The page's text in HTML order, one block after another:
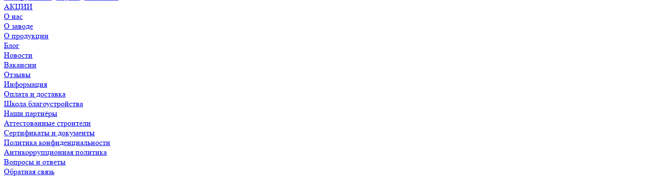
АКЦИИ
О нас
О заводе
О продукции
Блог
Новости
Вакансии
Отзывы
Информация
Оплата и доставка
Школа благоустройства
Наши партнёры
Аттестованные строители
Сертификаты и документы
Политика конфиденциальности
Антикоррупционная политика
Вопросы и ответы
Обратная связь